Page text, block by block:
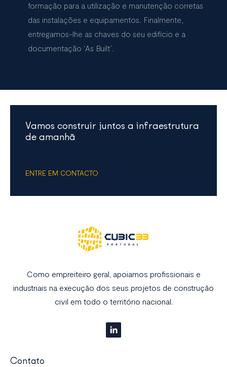
formação para a utilização e manutenção corretas
das instalações e equipamentos. Finalmente,
entregamos-lhe as chaves do seu edifício e a
documentação ‘As Built’.
Vamos construir juntos a infraestrutura
de amanhã
ENTRE EM CONTACTO
Como empreiteiro geral, apoiamos profissionais e
industriais na execução dos seus projetos de construção
civil em todo o território nacional.
Contato